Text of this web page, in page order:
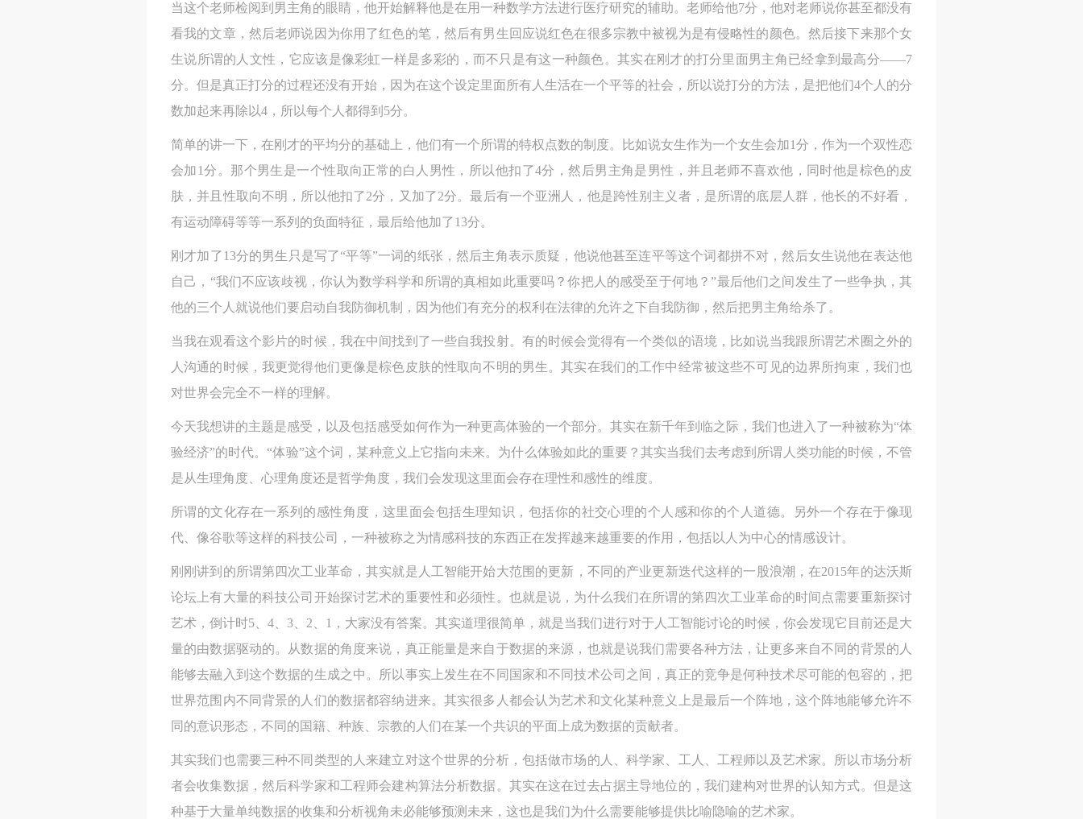
当这个老师检阅到男主角的眼睛，他开始解释他是在用一种数学方法进行医疗研究的辅助。老师给他7分，他对老师说你甚至都没有
看我的文章，然后老师说因为你用了红色的笔，然后有男生回应说红色在很多宗教中被视为是有侵略性的颜色。然后接下来那个女
生说所谓的人文性，它应该是像彩虹一样是多彩的，而不只是有这一种颜色。其实在刚才的打分里面男主角已经拿到最高分——7
分。但是真正打分的过程还没有开始，因为在这个设定里面所有人生活在一个平等的社会，所以说打分的方法，是把他们4个人的分
数加起来再除以4，所以每个人都得到5分。
简单的讲一下，在刚才的平均分的基础上，他们有一个所谓的特权点数的制度。比如说女生作为一个女生会加1分，作为一个双性恋
会加1分。那个男生是一个性取向正常的白人男性，所以他扣了4分，然后男主角是男性，并且老师不喜欢他，同时他是棕色的皮
肤，并且性取向不明，所以他扣了2分，又加了2分。最后有一个亚洲人，他是跨性别主义者，是所谓的底层人群，他长的不好看，
有运动障碍等等一系列的负面特征，最后给他加了13分。
刚才加了13分的男生只是写了“平等”一词的纸张，然后主角表示质疑，他说他甚至连平等这个词都拼不对，然后女生说他在表达他
自己，“我们不应该歧视，你认为数学科学和所谓的真相如此重要吗？你把人的感受至于何地？”最后他们之间发生了一些争执，其
他的三个人就说他们要启动自我防御机制，因为他们有充分的权利在法律的允许之下自我防御，然后把男主角给杀了。
当我在观看这个影片的时候，我在中间找到了一些自我投射。有的时候会觉得有一个类似的语境，比如说当我跟所谓艺术圈之外的
人沟通的时候，我更觉得他们更像是棕色皮肤的性取向不明的男生。其实在我们的工作中经常被这些不可见的边界所拘束，我们也
对世界会完全不一样的理解。
今天我想讲的主题是感受，以及包括感受如何作为一种更高体验的一个部分。其实在新千年到临之际，我们也进入了一种被称为“体
验经济”的时代。“体验”这个词，某种意义上它指向未来。为什么体验如此的重要？其实当我们去考虑到所谓人类功能的时候，不管
是从生理角度、心理角度还是哲学角度，我们会发现这里面会存在理性和感性的维度。
所谓的文化存在一系列的感性角度，这里面会包括生理知识，包括你的社交心理的个人感和你的个人道德。另外一个存在于像现
代、像谷歌等这样的科技公司，一种被称之为情感科技的东西正在发挥越来越重要的作用，包括以人为中心的情感设计。
刚刚讲到的所谓第四次工业革命，其实就是人工智能开始大范围的更新，不同的产业更新迭代这样的一股浪潮，在2015年的达沃斯
论坛上有大量的科技公司开始探讨艺术的重要性和必须性。也就是说，为什么我们在所谓的第四次工业革命的时间点需要重新探讨
艺术，倒计时5、4、3、2、1，大家没有答案。其实道理很简单，就是当我们进行对于人工智能讨论的时候，你会发现它目前还是大
量的由数据驱动的。从数据的角度来说，真正能量是来自于数据的来源，也就是说我们需要各种方法，让更多来自不同的背景的人
能够去融入到这个数据的生成之中。所以事实上发生在不同国家和不同技术公司之间，真正的竞争是何种技术尽可能的包容的，把
世界范围内不同背景的人们的数据都容纳进来。其实很多人都会认为艺术和文化某种意义上是最后一个阵地，这个阵地能够允许不
同的意识形态，不同的国籍、种族、宗教的人们在某一个共识的平面上成为数据的贡献者。
其实我们也需要三种不同类型的人来建立对这个世界的分析，包括做市场的人、科学家、工人、工程师以及艺术家。所以市场分析
者会收集数据，然后科学家和工程师会建构算法分析数据。其实在这在过去占据主导地位的，我们建构对世界的认知方式。但是这
种基于大量单纯数据的收集和分析视角未必能够预测未来，这也是我们为什么需要能够提供比喻隐喻的艺术家。
本人完全同意《中央美术学院美术馆》（以下简称“CAFAM”），愿意将本人
参与中央美术学院美术馆公共教育部组织的公益性活动（包括美术馆会员活
机构和平台，在中央美术学院中使用和在互联网上传播，同意按相关“章程”规
定享受相关权益。
中央美术学院美术馆活动安全免责协议书
第二条
参加本次活动者必须遵守中华人民共和国的相关法律、法规，必须遵循道德
和社会公德规范，并应该具备以人为本、团结友爱、互相帮助和助人为乐的
良好品质。
第三条
参加本次活动人员应该是成年人（具有完全民事行为能力的人，18周岁以
上）未成年人必须在成年人的陪同下参观。
本人完全同意《中央美术学院美术馆》（以下简称“CAFAM”），愿意将本人
参与中央美术学院美术馆公共教育部组织的公益性活动（包括美术馆会员活
机构和平台，在中央美术学院中使用和在互联网上传播，同意按相关“章程”规
定享受相关权益。
中央美术学院美术馆活动安全免责协议书
第二条
参加本次活动者必须遵守中华人民共和国的相关法律、法规，必须遵循道德
和社会公德规范，并应该具备以人为本、团结友爱、互相帮助和助人为乐的
良好品质。
第三条
参加本次活动人员应该是成年人（具有完全民事行为能力的人，18周岁以
上）未成年人必须在成年人的陪同下参观。
本人完全同意《中央美术学院美术馆》（以下简称“CAFAM”），愿意将本人
参与中央美术学院美术馆公共教育部组织的公益性活动（包括美术馆会员活
机构和平台，在中央美术学院中使用和在互联网上传播，同意按相关“章程”规
定享受相关权益。
中央美术学院美术馆活动安全免责协议书
第二条
参加本次活动者必须遵守中华人民共和国的相关法律、法规，必须遵循道德
和社会公德规范，并应该具备以人为本、团结友爱、互相帮助和助人为乐的
良好品质。
第三条
参加本次活动人员应该是成年人（具有完全民事行为能力的人，18周岁以
上）未成年人必须在成年人的陪同下参观。
快捷登录 帐号密码登录
手机号码 发送验证码
手机号码将作为您的登录账号
登录
可使用雅昌艺术网会员账户登录